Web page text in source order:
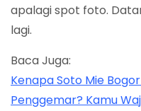
apalagi spot foto.
lagi.
Baca Juga:
Kenapa Soto Mie
Penggemar? Kamu